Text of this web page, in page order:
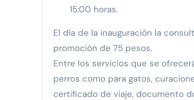
15:00 horas.
El día de la inauguración la
promoción de 75 pesos.
Entre los servicios que se
perros como para gatos,
certificado de viaje, documento